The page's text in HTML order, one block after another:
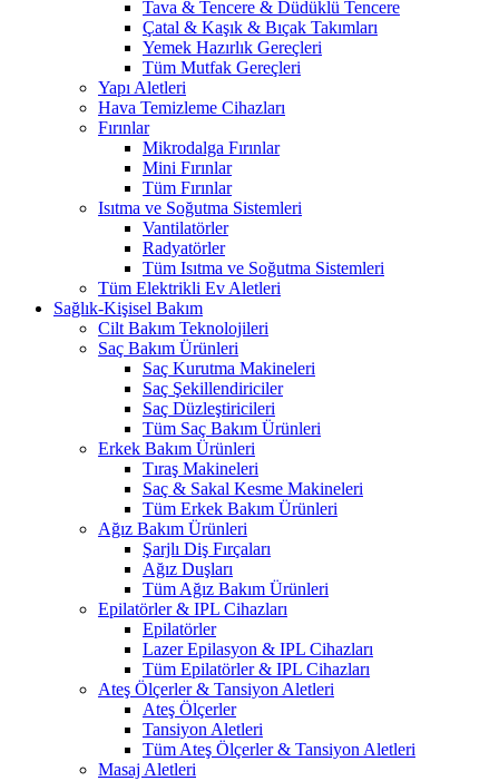
Tava & Tencere & Düdüklü Tencere
Çatal & Kaşık & Bıçak Takımları
Yemek Hazırlık Gereçleri
Tüm Mutfak Gereçleri
Yapı Aletleri
Hava Temizleme Cihazları
Fırınlar
Mikrodalga Fırınlar
Mini Fırınlar
Tüm Fırınlar
Isıtma ve Soğutma Sistemleri
Vantilatörler
Radyatörler
Tüm Isıtma ve Soğutma Sistemleri
Tüm Elektrikli Ev Aletleri
Sağlık-Kişisel Bakım
Cilt Bakım Teknolojileri
Saç Bakım Ürünleri
Saç Kurutma Makineleri
Saç Şekillendiriciler
Saç Düzleştiricileri
Tüm Saç Bakım Ürünleri
Erkek Bakım Ürünleri
Tıraş Makineleri
Saç & Sakal Kesme Makineleri
Tüm Erkek Bakım Ürünleri
Ağız Bakım Ürünleri
Şarjlı Diş Fırçaları
Ağız Duşları
Tüm Ağız Bakım Ürünleri
Epilatörler & IPL Cihazları
Epilatörler
Lazer Epilasyon & IPL Cihazları
Tüm Epilatörler & IPL Cihazları
Ateş Ölçerler & Tansiyon Aletleri
Ateş Ölçerler
Tansiyon Aletleri
Tüm Ateş Ölçerler & Tansiyon Aletleri
Masaj Aletleri